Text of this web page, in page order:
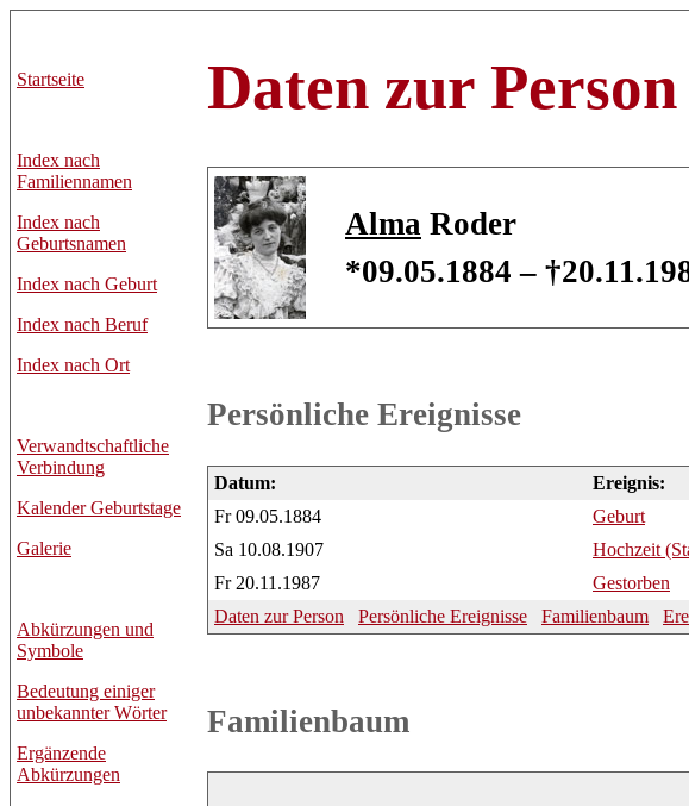
Startseite
Index nach
Familiennamen
Index nach
Geburtsnamen
Index nach Geburt
Index nach Beruf
Index nach Ort
Verwandtschaftliche
Verbindung
Kalender Geburtstage
Galerie
Abkürzungen und
Symbole
Bedeutung einiger
unbekannter Wörter
Ergänzende
Abkürzungen
Daten zur Person
Alma Roder
*09.05.1884 –
Persönliche Ereignisse
Datum: Ereignis:
Fr 09.05.1884
Geburt
Sa 10.08.1907
Hochzeit
Fr 20.11.1987
Gestorben
Daten zur Person
Persönliche Ereignisse Familienbaum
Familienbaum